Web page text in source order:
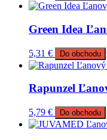
Green Idea
5,31 € Do obchodu
Rapunzel
5,79 € Do obchodu